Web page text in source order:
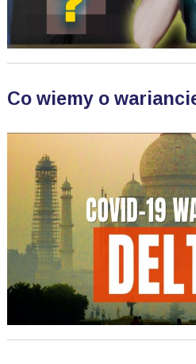
Co wiemy o